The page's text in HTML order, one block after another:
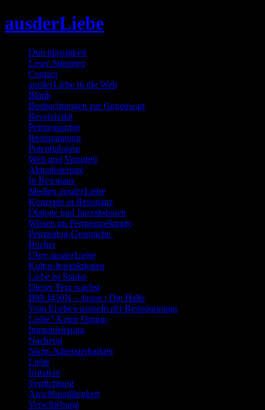
to
ausderLiebe
Durchlässigkeit
Leser-Stimmen
Contact
ausderLiebe in die Welt
Blank
Beobachtungen zur Gegenwart
Reversivität
Permeasophie
Restspannung
Potentialraum
Welt und Vorurteil
Aktualisierung
In Resonanz
Medien ausderLiebe
Konzepte in Resonanz
Dialoge und Interaktionen
Wissen im Permeaspektrum
Permealog-Gespräche
Bücher
Über ausderLiebe
Kultur-Interaktionen
Liebe ist Stärke
Dieser Text wächst
B09 J450N – Jason / Die Halle
Vom Erstbewusstsein der Restspannung
Liebe? Keine Option
Immunisierung
Nachzug
Nicht-Adressierbarkeit
Liebe
Irritation
Verdichtung
Anschlussfähigkeit
Verschiebung